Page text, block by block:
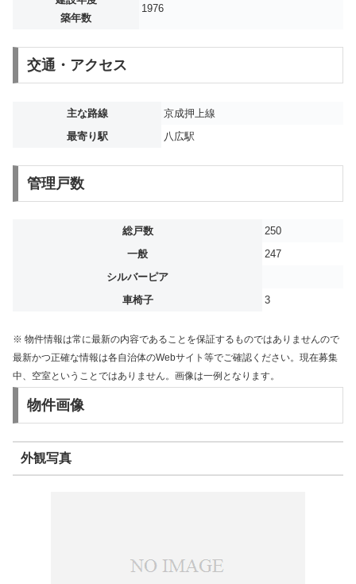
築年数
1976
交通・アクセス
主な路線
京成押上線
最寄り駅
八広駅
管理戸数
総戸数
250
一般
247
シルバーピア
車椅子
3
※ 物件情報は常に最新の内容であることを保証するものではありませんので
最新かつ正確な情報は各自治体のWebサイト等でご確認ください。現在募集
中、空室ということではありません。画像は一例となります。
物件画像
外観写真